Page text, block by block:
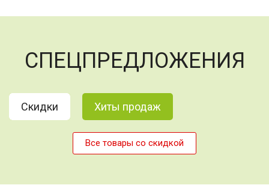
СПЕЦПРЕДЛОЖЕНИЯ
Скидки Хиты продаж
Все товары со скидкой